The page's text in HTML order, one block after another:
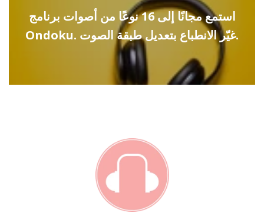
استمع مجانًا إلى 16 نوعًا من أصوات برنامج
Ondoku. غيّر الانطباع بتعديل طبقة الصوت.